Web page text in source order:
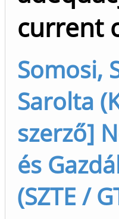
current
Somosi,
Sarolta
szerző]
és
(SZTE /